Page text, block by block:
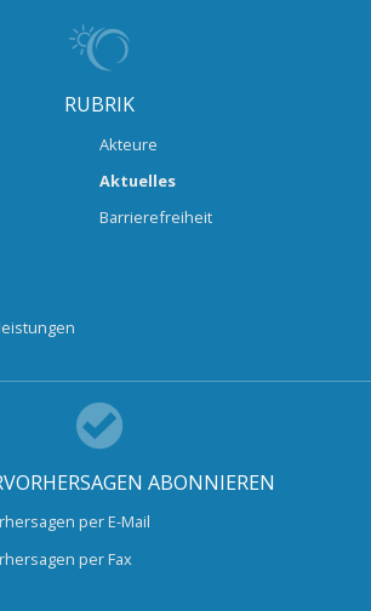
RUBRIK
Akteure
Aktuelles
Barrierefreiheit
ABONNIEREN
per E-Mail
per Fax